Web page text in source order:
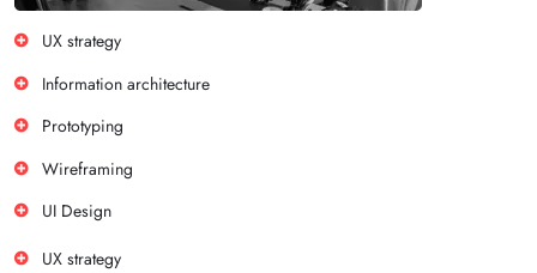
UX strategy
Information architecture
Prototyping
Wireframing
UI Design
UX strategy